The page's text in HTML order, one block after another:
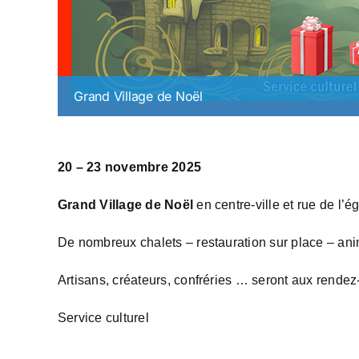
Grand Village de Noël
20 – 23 novembre 2025
Grand Village de Noël en centre-ville et rue de
De nombreux chalets – restauration sur place –
Artisans, créateurs, confréries … seront aux
Service culturel